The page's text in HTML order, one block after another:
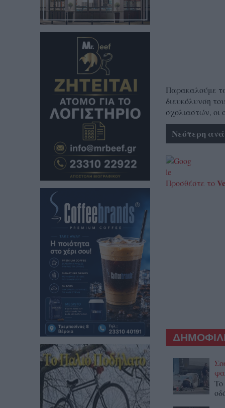
Παρακαλούμε
διευκόλυνση
σχολιαστών, οι
Νεότερη
Προσθέστε το
To